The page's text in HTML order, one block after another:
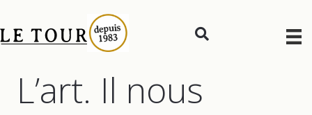
L’art. Il nous